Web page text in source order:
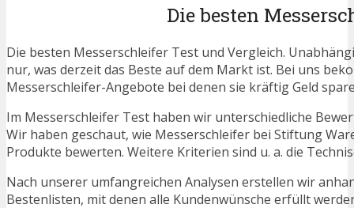
Die besten
Die besten Messerschleifer Test und Vergleich.
nur, was derzeit das Beste auf dem Markt ist. Bei uns
Messerschleifer-Angebote bei denen sie kräftig Geld
Im Messerschleifer Test haben wir unterschiedliche
Wir haben geschaut, wie Messerschleifer bei Stiftung
Produkte bewerten. Weitere Kriterien sind u. a. die
Nach unserer umfangreichen Analysen erstellen wir
Bestenlisten, mit denen alle Kundenwünsche erfüllt